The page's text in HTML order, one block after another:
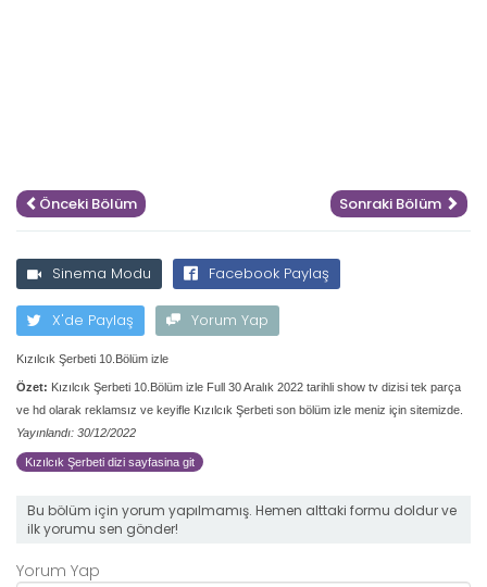
Önceki Bölüm Sonraki Bölüm
Sinema Modu Facebook Paylaş
X'de Paylaş Yorum Yap
Kızılcık Şerbeti 10.Bölüm izle
Özet: Kızılcık Şerbeti 10.Bölüm izle Full 30 Aralık 2022 tarihli show tv dizisi tek parça
ve hd olarak reklamsız ve keyifle Kızılcık Şerbeti son bölüm izle meniz için sitemizde.
Yayınlandı: 30/12/2022
Kızılcık Şerbeti dizi sayfasina git
Bu bölüm için yorum yapılmamış. Hemen alttaki formu doldur ve
ilk yorumu sen gönder!
Yorum Yap